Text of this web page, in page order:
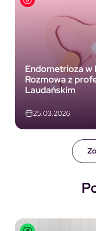
Endometrioza w
Rozmowa z
Laudańskim
25.03.2026